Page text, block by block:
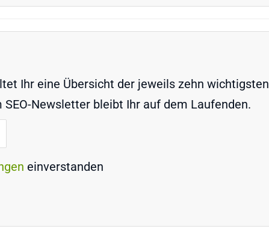
Ihr eine Übersicht der jeweils zehn wichtigsten
Newsletter bleibt Ihr auf dem Laufenden.
einverstanden